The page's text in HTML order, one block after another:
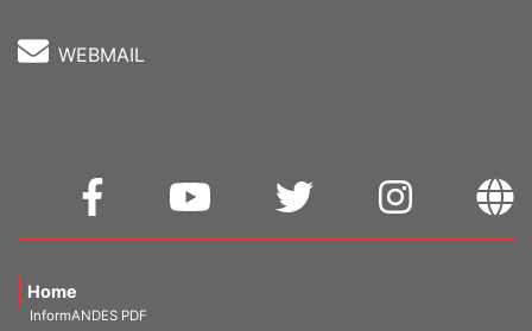
WEBMAIL
Home
InformANDES PDF